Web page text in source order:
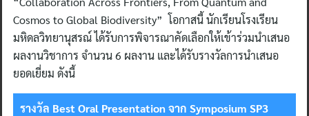
Cosmos to Global Biodiversity” โอกาสนี้ นักเรียนโรงเรียน
มหิดลวิทยานุสรณ์ ได้รับการพิจารณาคัดเลือกให้เข้าร่วมนำเสนอ
ผลงานวิชาการ จำนวน 6 ผลงาน และได้รับรางวัลการนำเสนอ
ยอดเยี่ยม ดังนี้
รางวัล Best Oral Presentation จาก Symposium SP3